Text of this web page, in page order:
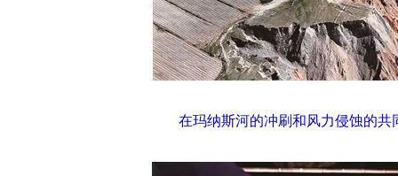
在玛纳斯河的冲刷和风力侵蚀的共